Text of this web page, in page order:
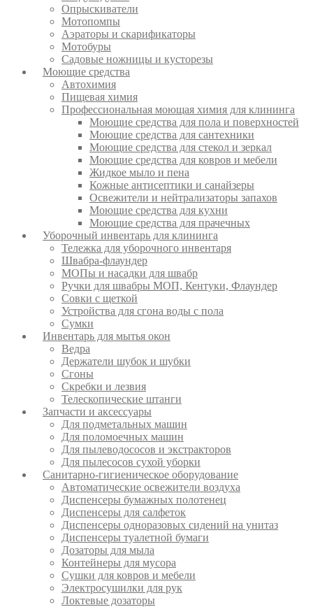
Опрыскиватели
Мотопомпы
Аэраторы и скарификаторы
Мотобуры
Садовые ножницы и кусторезы
Моющие средства
Автохимия
Пищевая химия
Профессиональная моющая химия для клининга
Моющие средства для пола и поверхностей
Моющие средства для сантехники
Моющие средства для стекол и зеркал
Моющие средства для ковров и мебели
Жидкое мыло и пена
Кожные антисептики и санайзеры
Освежители и нейтрализаторы запахов
Моющие средства для кухни
Моющие средства для прачечных
Уборочный инвентарь для клининга
Тележка для уборочного инвентаря
Швабра-флаундер
МОПы и насадки для швабр
Ручки для швабры МОП, Кентуки, Флаундер
Совки с щеткой
Устройства для сгона воды с пола
Сумки
Инвентарь для мытья окон
Ведра
Держатели шубок и шубки
Сгоны
Скребки и лезвия
Телескопические штанги
Запчасти и аксессуары
Для подметальных машин
Для поломоечных машин
Для пылеводососов и экстракторов
Для пылесосов сухой уборки
Санитарно-гигиеническое оборудование
Автоматические освежители воздуха
Диспенсеры бумажных полотенец
Диспенсеры для салфеток
Диспенсеры одноразовых сидений на унитаз
Диспенсеры туалетной бумаги
Дозаторы для мыла
Контейнеры для мусора
Сушки для ковров и мебели
Электросушилки для рук
Локтевые дозаторы